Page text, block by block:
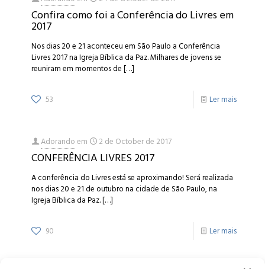
Confira como foi a Conferência do Livres em
2017
Nos dias 20 e 21 aconteceu em São Paulo a Conferência
Livres 2017 na Igreja Bíblica da Paz. Milhares de jovens se
reuniram em momentos de[…]
53 Ler mais
Adorandoem 2 de October de 2017
CONFERÊNCIA LIVRES 2017
A conferência do Livres está se aproximando! Será realizada
nos dias 20 e 21 de outubro na cidade de São Paulo, na
Igreja Bíblica da Paz.[…]
90 Ler mais